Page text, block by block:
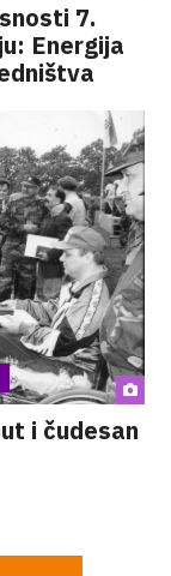
7.
Energija
i čudesan